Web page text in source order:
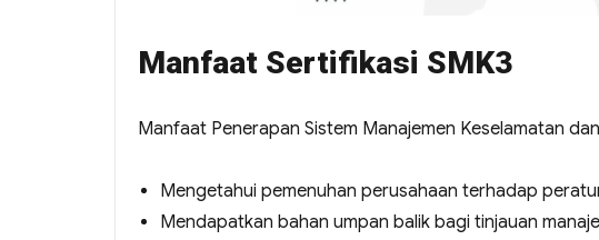
Manfaat Sertifikasi SMK3
Manfaat Penerapan Sistem Manajemen Keselamatan
Mengetahui pemenuhan perusahaan terhadap
Mendapatkan bahan umpan balik bagi tinjauan